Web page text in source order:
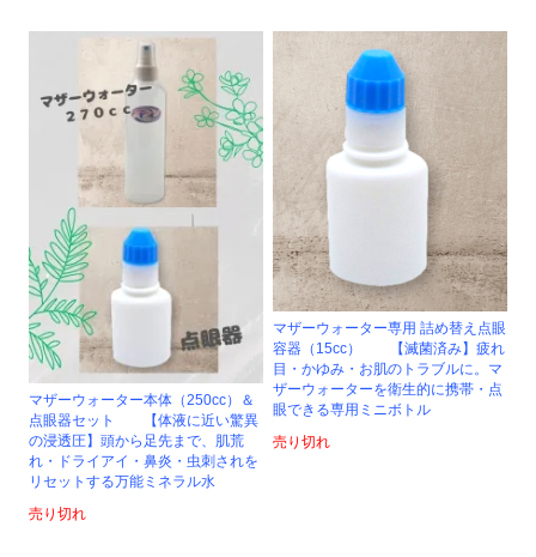
マザーウォーター本体（250cc）＆
点眼器セット 【体液に近い驚異
の浸透圧】頭から足先まで、肌荒
れ・ドライアイ・鼻炎・虫刺されを
リセットする万能ミネラル水
売り切れ
マザーウォーター専用 詰め替え点眼
容器（15cc） 【滅菌済み】疲れ
目・かゆみ・お肌のトラブルに。マ
ザーウォーターを衛生的に携帯・点
眼できる専用ミニボトル
売り切れ